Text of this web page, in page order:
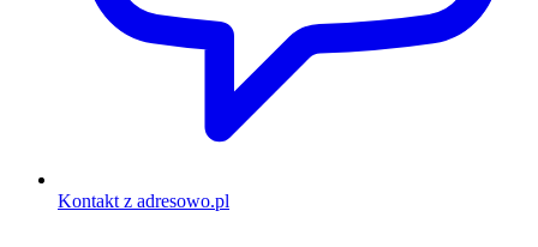
Kontakt z adresowo.pl